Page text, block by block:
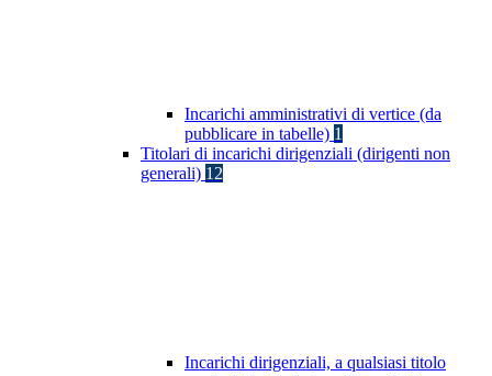
Incarichi amministrativi di vertice (da
pubblicare in tabelle) 1
Titolari di incarichi dirigenziali (dirigenti non
generali) 12
Incarichi dirigenziali, a qualsiasi titolo